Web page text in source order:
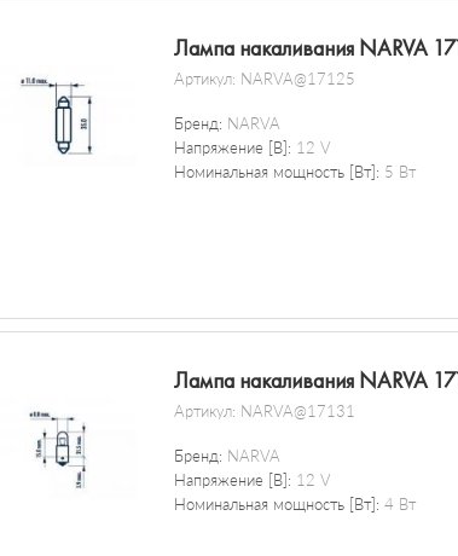
Лампа накаливания NARVA
Артикул: NARVA@17125
Бренд: NARVA
Напряжение [В]: 12 V
Номинальная мощность [Вт]: 5 Вт
Лампа накаливания NARVA
Артикул: NARVA@17131
Бренд: NARVA
Напряжение [В]: 12 V
Номинальная мощность [Вт]: 4 Вт